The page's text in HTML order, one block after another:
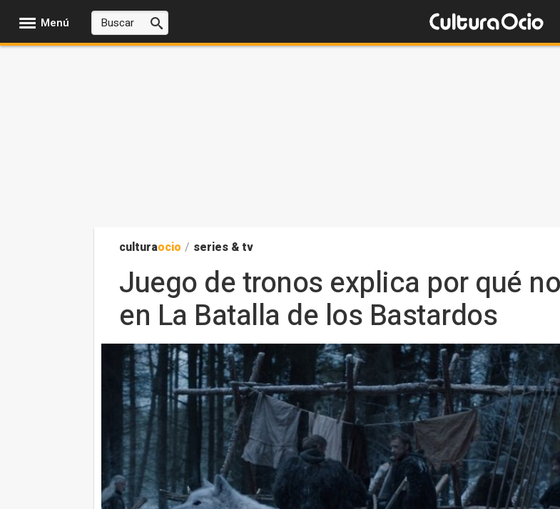
Menú
culturaocio / series & tv
Juego de tronos explica por qué
en La Batalla de los Bastardos